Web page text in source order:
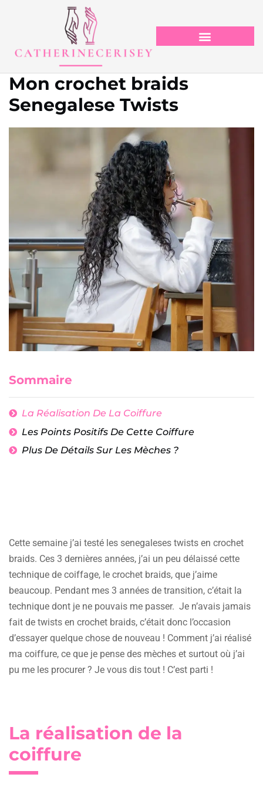
Mon crochet braids
Senegalese Twists
Sommaire
La Réalisation De La Coiffure
Les Points Positifs De Cette Coiffure
Plus De Détails Sur Les Mèches ?
Cette semaine j’ai testé les senegaleses twists en crochet
braids. Ces 3 dernières années, j’ai un peu délaissé cette
technique de coiffage, le crochet braids, que j’aime
beaucoup. Pendant mes 3 années de transition, c’était la
technique dont je ne pouvais me passer. Je n’avais jamais
fait de twists en crochet braids, c’était donc l’occasion
d’essayer quelque chose de nouveau ! Comment j’ai réalisé
ma coiffure, ce que je pense des mèches et surtout où j’ai
pu me les procurer ? Je vous dis tout ! C’est parti !
La réalisation de la
coiffure